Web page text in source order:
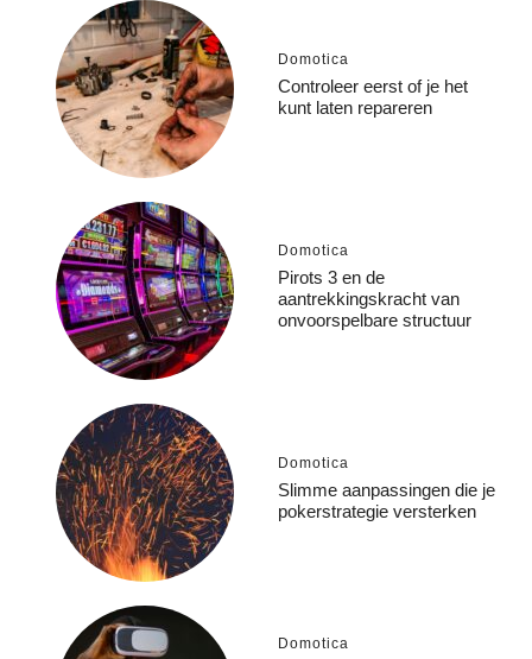
Domotica
Controleer eerst of je het
kunt laten repareren
Domotica
Pirots 3 en de
aantrekkingskracht van
onvoorspelbare structuur
Domotica
Slimme aanpassingen die je
pokerstrategie versterken
Domotica